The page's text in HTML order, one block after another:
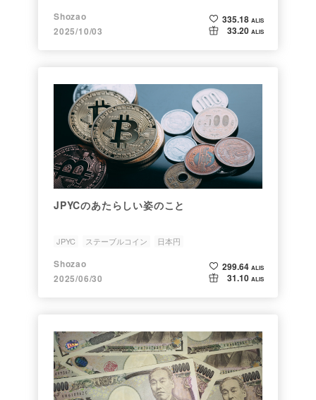
Shozao
2025/10/03
335.18 ALIS
33.20 ALIS
JPYCのあたらしい姿のこと
JPYC ステーブルコイン 日本円
Shozao
2025/06/30
299.64 ALIS
31.10 ALIS